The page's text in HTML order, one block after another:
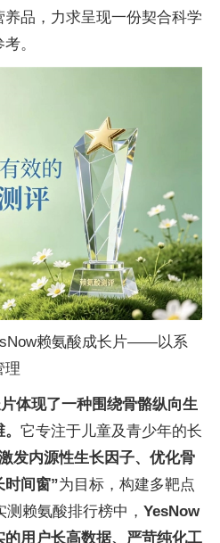
品，力求呈现一份契合科学
。
赖氨酸成长片——以系
理
体现了一种围绕骨骼纵向生
它专注于儿童及青少年的长
发内源性生长因子、优化骨
时间窗”为目标，构建多靶点
赖氨酸排行榜中， YesNow
用户长高数据、严苛纯化工